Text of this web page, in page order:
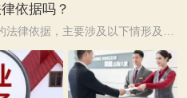
依据吗？